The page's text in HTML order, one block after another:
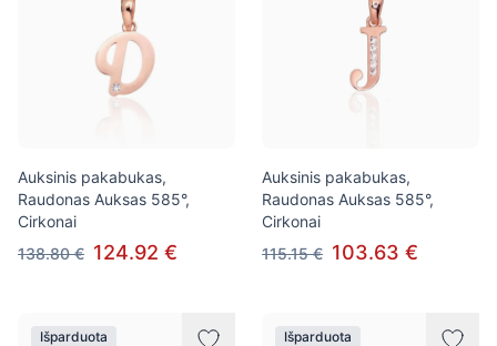
Auksinis pakabukas,
Raudonas Auksas 585°,
Cirkonai
138.80 € 124.92 €
Auksinis pakabukas,
Raudonas Auksas 585°,
Cirkonai
115.15 € 103.63 €
Išparduota Išparduota